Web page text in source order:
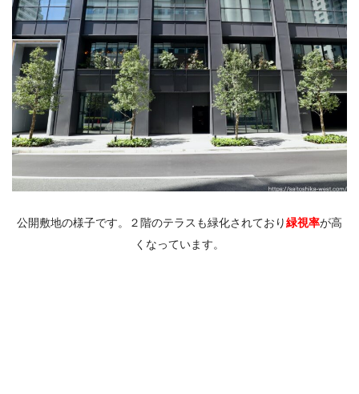
公開敷地の様子です。２階のテラスも緑化されており緑視率が高
くなっています。